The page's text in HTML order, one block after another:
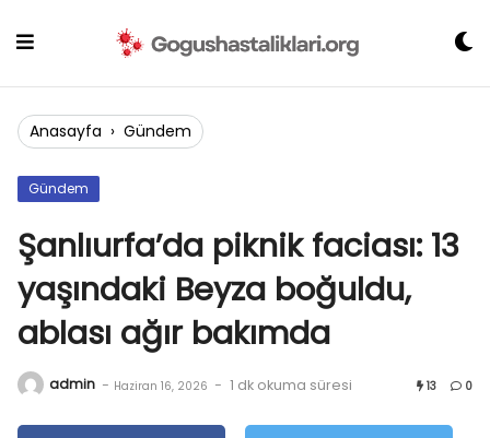
Anasayfa › Gündem
Gündem
Şanlıurfa’da piknik faciası: 13
yaşındaki Beyza boğuldu,
ablası ağır bakımda
admin - Haziran 16, 2026 - 1 dk okuma süresi 13 0